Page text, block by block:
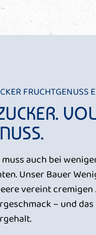
FRUCHTGENUSS
auch bei
Unser Bauer
vereint
– und